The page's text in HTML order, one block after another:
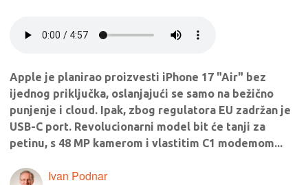
Apple je planirao proizvesti iPhone 17 "Air" bez
ijednog priključka, oslanjajući se samo na bežično
punjenje i cloud. Ipak, zbog regulatora EU zadržan je
USB-C port. Revolucionarni model bit će tanji za
petinu, s 48 MP kamerom i vlastitim C1 modemom...
Ivan Podnar